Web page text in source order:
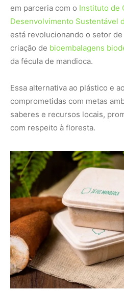
em parceria com o Instituto de
Desenvolvimento Sustentável
está revolucionando o setor
criação de bioembalagens
da fécula de mandioca.
Essa alternativa ao plástico e
comprometidas com metas
saberes e recursos locais,
com respeito à floresta.